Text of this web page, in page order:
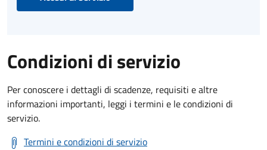
Condizioni di servizio
Per conoscere i dettagli di scadenze, requisiti e altre
informazioni importanti, leggi i termini e le condizioni di
servizio.
Termini e condizioni di servizio